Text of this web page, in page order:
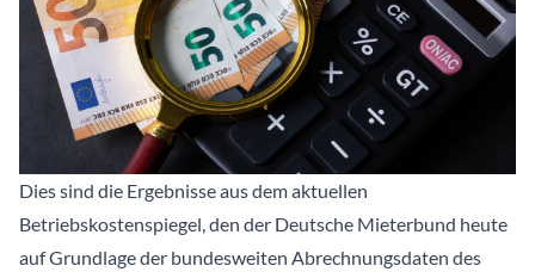
Dies sind die Ergebnisse aus dem aktuellen
Betriebskostenspiegel, den der Deutsche Mieterbund heute
auf Grundlage der bundesweiten Abrechnungsdaten des